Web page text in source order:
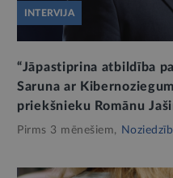
INTERVIJA
“Jāpastiprina atbildība
Saruna ar
priekšnieku Romānu
Pirms 3 mēnešiem,